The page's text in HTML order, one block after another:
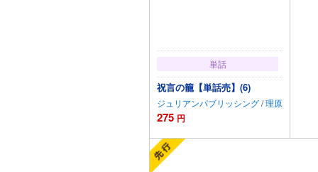
単話
祝言の籠【単話売】(6)
ジュリアンパブリッシング/理原
275 円